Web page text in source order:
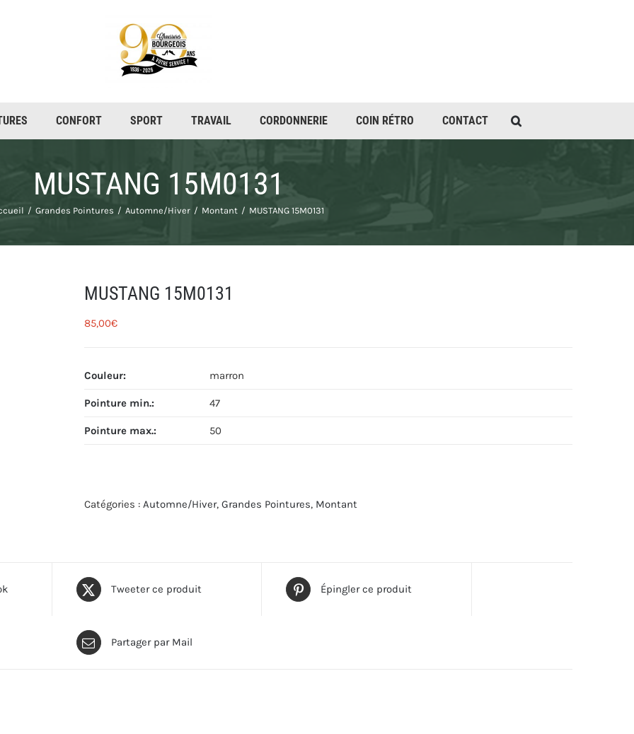
CONFORT SPORT TRAVAIL CORDONNERIE COIN RÉTRO CONTACT
MUSTANG 15M0131
Grandes Pointures Automne/Hiver Montant MUSTANG 15M0131
MUSTANG 15M0131
85,00€
Couleur: marron
Pointure min.: 47
Pointure max.: 50
Catégories : Automne/Hiver, Grandes Pointures, Montant
Tweeter ce produit Épingler ce produit
Partager par Mail